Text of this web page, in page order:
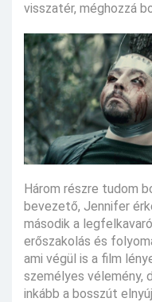
visszatér, méghozzá
Három részre tudom
bevezető, Jennifer
második a
erőszakolás és
ami végül is a film
személyes vélemény,
inkább a bosszút